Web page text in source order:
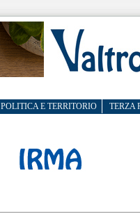
POLITICA E TERRITORIO TERZA